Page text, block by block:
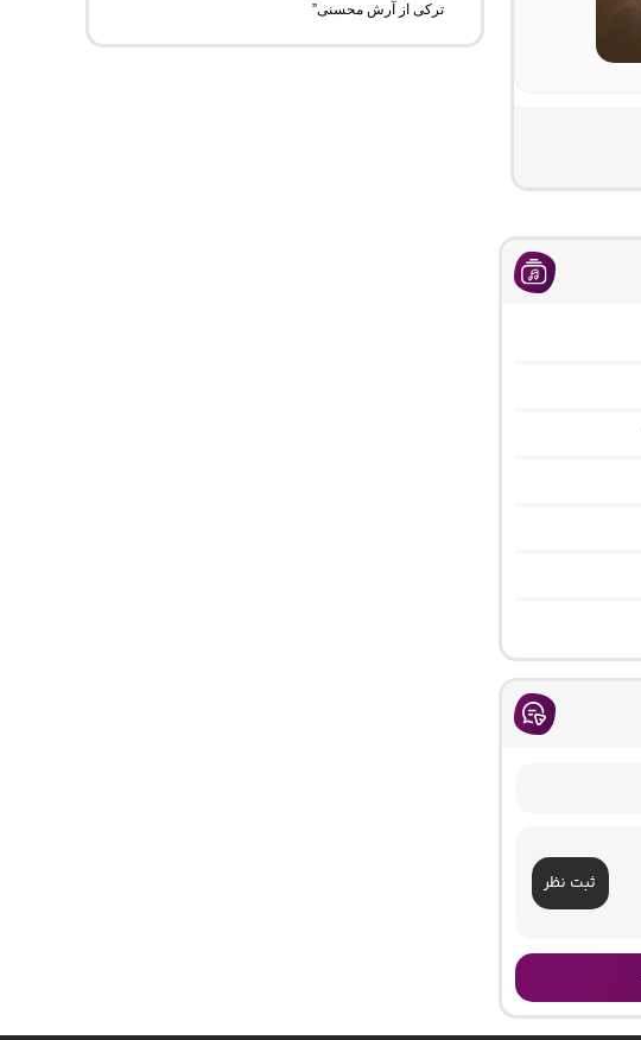
ثبت نظر
ترکی از آرش محسنی”